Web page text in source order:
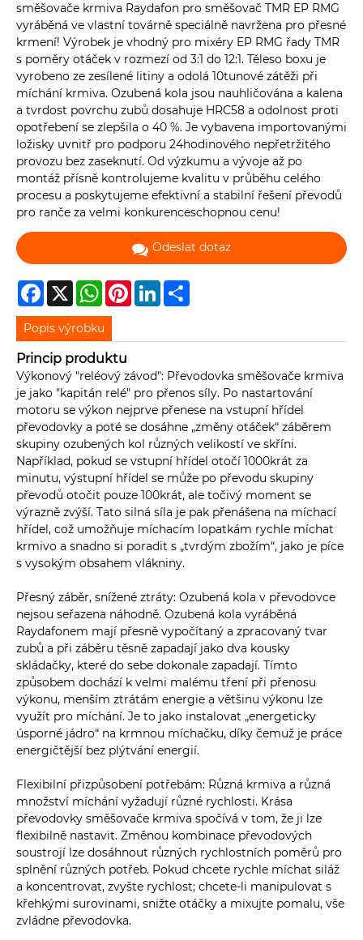
směšovače krmiva Raydafon pro směšovač TMR EP RMG
vyráběná ve vlastní továrně speciálně navržena pro přesné
krmení! Výrobek je vhodný pro mixéry EP RMG řady TMR
s poměry otáček v rozmezí od 3:1 do 12:1. Těleso boxu je
vyrobeno ze zesílené litiny a odolá 10tunové zátěži při
míchání krmiva. Ozubená kola jsou nauhličována a kalena
a tvrdost povrchu zubů dosahuje HRC58 a odolnost proti
opotřebení se zlepšila o 40 %. Je vybavena importovanými
ložisky uvnitř pro podporu 24hodinového nepřetržitého
provozu bez zaseknutí. Od výzkumu a vývoje až po
montáž přísně kontrolujeme kvalitu v průběhu celého
procesu a poskytujeme efektivní a stabilní řešení převodů
pro ranče za velmi konkurenceschopnou cenu!
Odeslat dotaz
Facebook
X WhatsAppPinterestLinkedIn
Popis výrobku
Princip produktu
Výkonový "reléový závod": Převodovka směšovače krmiva
je jako "kapitán relé" pro přenos síly. Po nastartování
motoru se výkon nejprve přenese na vstupní hřídel
převodovky a poté se dosáhne „změny otáček“ záběrem
skupiny ozubených kol různých velikostí ve skříni.
Například, pokud se vstupní hřídel otočí 1000krát za
minutu, výstupní hřídel se může po převodu skupiny
převodů otočit pouze 100krát, ale točivý moment se
výrazně zvýší. Tato silná síla je pak přenášena na míchací
hřídel, což umožňuje míchacím lopatkám rychle míchat
krmivo a snadno si poradit s „tvrdým zbožím“, jako je píce
s vysokým obsahem vlákniny.
Přesný záběr, snížené ztráty: Ozubená kola v převodovce
nejsou seřazena náhodně. Ozubená kola vyráběná
Raydafonem mají přesně vypočítaný a zpracovaný tvar
zubů a při záběru těsně zapadají jako dva kousky
skládačky, které do sebe dokonale zapadají. Tímto
způsobem dochází k velmi malému tření při přenosu
výkonu, menším ztrátám energie a většinu výkonu lze
využít pro míchání. Je to jako instalovat „energeticky
úsporné jádro“ na krmnou míchačku, díky čemuž je práce
energičtější bez plýtvání energií.
Flexibilní přizpůsobení potřebám: Různá krmiva a různá
množství míchání vyžadují různé rychlosti. Krása
převodovky směšovače krmiva spočívá v tom, že ji lze
flexibilně nastavit. Změnou kombinace převodových
soustrojí lze dosáhnout různých rychlostních poměrů pro
splnění různých potřeb. Pokud chcete rychle míchat siláž
a koncentrovat, zvyšte rychlost; chcete-li manipulovat s
křehkými surovinami, snižte otáčky a mixujte pomalu, vše
zvládne převodovka.